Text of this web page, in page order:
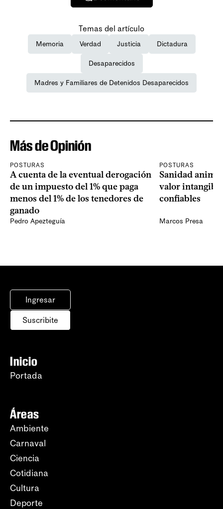
Temas del artículo
Memoria Verdad Justicia Dictadura
Desaparecidos
Madres y Familiares de Detenidos Desaparecidos
Más de Opinión
POSTURAS
A cuenta de la eventual derogación
de un impuesto del 1% que paga
menos del 1% de los tenedores de
ganado
Pedro Apezteguía
POSTURAS
Sanidad
valor
confiables
Marcos Presa
Ingresar
Suscribite
Inicio
Portada
Áreas
Ambiente
Carnaval
Ciencia
Cotidiana
Cultura
Deporte